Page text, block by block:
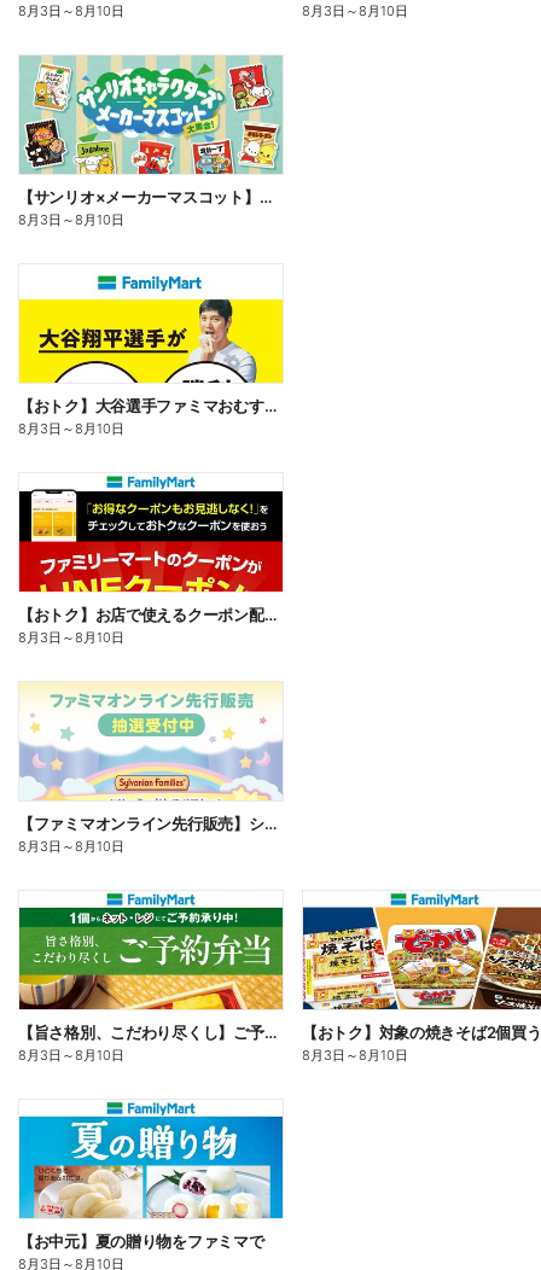
8月3日 ～8月10日 8月3日 ～8月10日
【サンリオ×メーカーマスコット】オリジナルグッズ貰える!
8月3日 ～8月10日
【おトク】大谷選手ファミマおむすび割
8月3日 ～8月10日
【おトク】お店で使えるクーポン配信中
8月3日 ～8月10日
【ファミマオンライン先行販売】シルバニアファミリー
8月3日 ～8月10日
【旨さ格別、こだわり尽くし】ご予約弁当
8月3日 ～8月10日 8月3日 ～8月10日
【お中元】夏の贈り物をファミマで
8月3日 ～8月10日